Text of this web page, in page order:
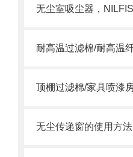
无尘传递窗的使用方法